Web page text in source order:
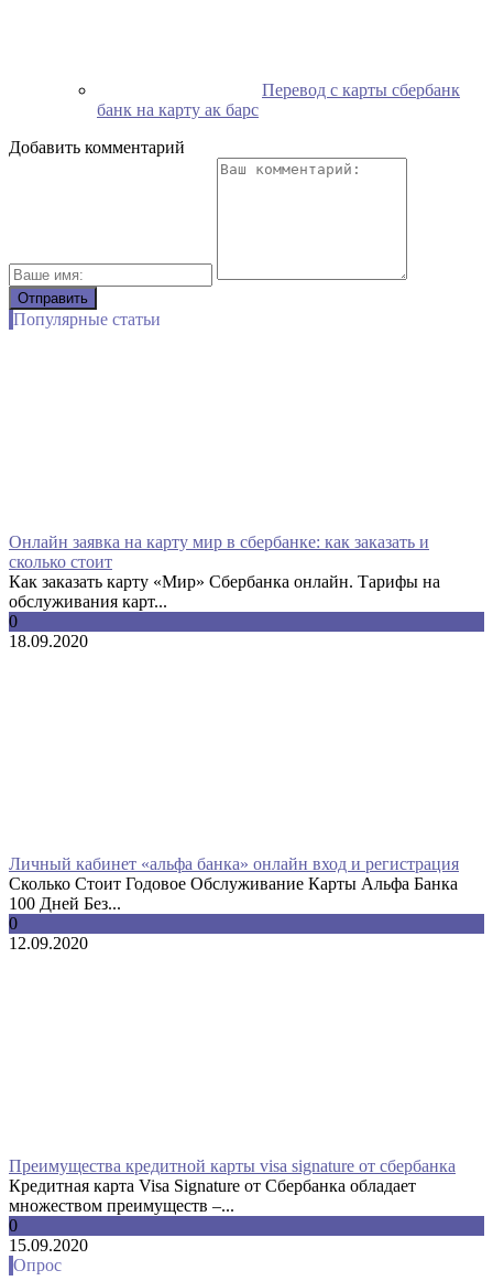
Перевод с карты сбербанк
банк на карту ак барс
Добавить комментарий
Популярные статьи
Онлайн заявка на карту мир в сбербанке: как заказать и
сколько стоит
Как заказать карту «Мир» Сбербанка онлайн. Тарифы на
обслуживания карт...
0
18.09.2020
Личный кабинет «альфа банка» онлайн вход и регистрация
Сколько Стоит Годовое Обслуживание Карты Альфа Банка
100 Дней Без...
0
12.09.2020
Преимущества кредитной карты visa signature от сбербанка
Кредитная карта Visa Signature от Сбербанка обладает
множеством преимуществ –...
0
15.09.2020
Опрос